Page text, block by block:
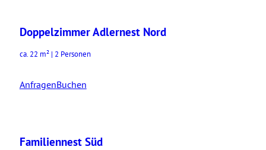
Doppelzimmer Adlernest Nord
ca. 22 m² | 2 Personen
AnfragenBuchen
Familiennest Süd